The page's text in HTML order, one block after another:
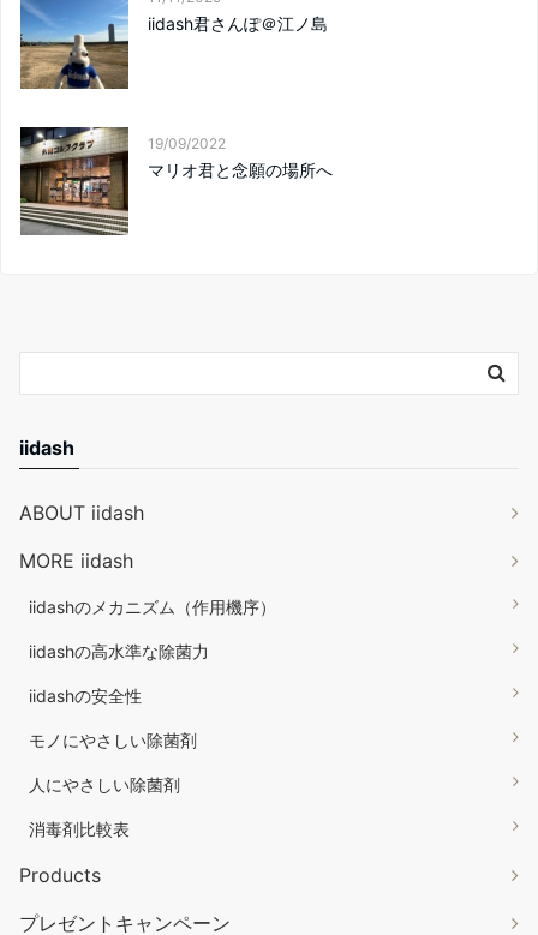
iidash君さんぽ＠江ノ島
19/09/2022
マリオ君と念願の場所へ
iidash
ABOUT iidash
MORE iidash
iidashのメカニズム（作用機序）
iidashの高水準な除菌力
iidashの安全性
モノにやさしい除菌剤
人にやさしい除菌剤
消毒剤比較表
Products
プレゼントキャンペーン